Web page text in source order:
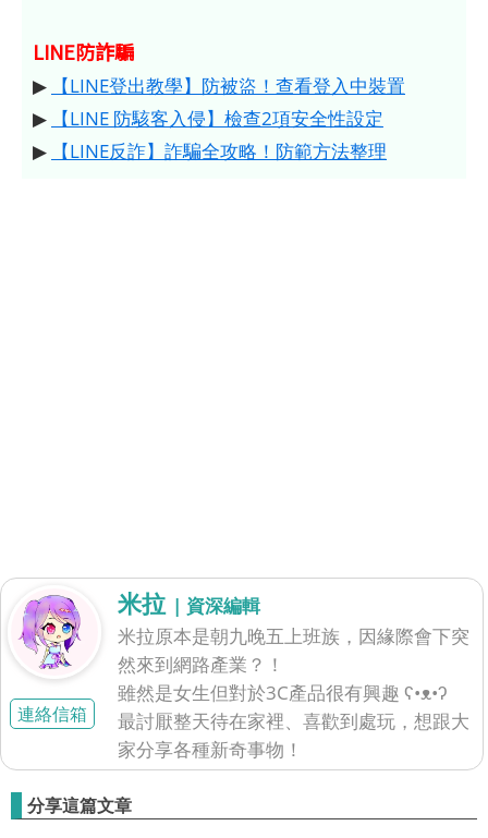
LINE防詐騙
▶
【LINE登出教學】防被盜！查看登入中裝置
▶
【LINE 防駭客入侵】檢查2項安全性設定
▶
【LINE反詐】詐騙全攻略！防範方法整理
連絡信箱
米拉 | 資深編輯
米拉原本是朝九晚五上班族，因緣際會下突
然來到網路產業？！
雖然是女生但對於3C產品很有興趣 ʕ•ᴥ•ʔ
最討厭整天待在家裡、喜歡到處玩，想跟大
家分享各種新奇事物！
分享這篇文章